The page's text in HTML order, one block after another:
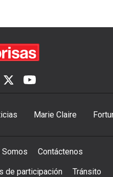
Marie Claire
Somos Contáctenos
de participación Tránsito